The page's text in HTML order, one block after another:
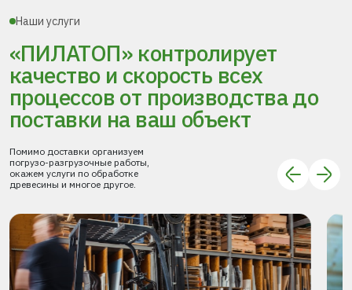
Наши услуги
«ПИЛАТОП» контролирует
качество и скорость всех
процессовот производства до
поставки на ваш объект
Помимо доставки организуем
погрузо-разгрузочные работы,
окажем услуги по обработке
древесины и многое другое.